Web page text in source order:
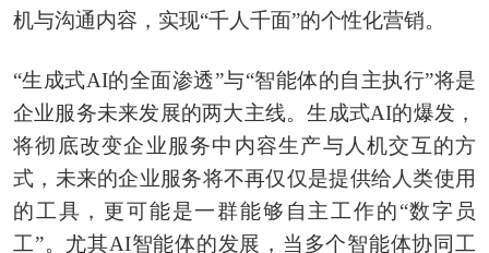
机与沟通内容，实现“千人千面”的个性化营销。
“生成式AI的全面渗透”与“智能体的自主执行”将是
企业服务未来发展的两大主线。生成式AI的爆发，
将彻底改变企业服务中内容生产与人机交互的方
式，未来的企业服务将不再仅仅是提供给人类使用
的工具，更可能是一群能够自主工作的“数字员
工”。尤其AI智能体的发展，当多个智能体协同工